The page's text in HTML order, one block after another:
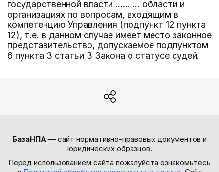
государственной власти .......... области и
организациях по вопросам, входящим в
компетенцию Управления (подпункт 12 пункта
12), т.е. в данном случае имеет место законное
представительство, допускаемое подпунктом
6 пункта 3 статьи 3 Закона о статусе судей.
БазаНПА — сайт нормативно-правовых документов и
юридических образцов.
Перед использованием сайта пожалуйста ознакомьтесь